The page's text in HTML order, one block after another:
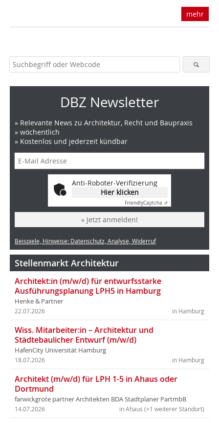
mehr
DBZ Newsletter
» Relevante News zu Architektur, Recht und Baupraxis
» wöchentlich
» Kostenlos und jederzeit kündbar
Anti-Roboter-Verifizierung
Hier klicken
FriendlyCaptcha ⇗
» Jetzt anmelden!
Beispiele, Hinweise: Datenschutz, Analyse, Widerruf
Stellenmarkt Architektur
Architekt:in (m/w/d) für entwurfsstarke
Ausführungsplanung LPH5 in Hamburg
Henke & Partner
in Hamburg
22.07.2026
Wiss. Mitarbeiter:in – Architektur und
Städtebaulicher Entwurf (m/w/d)
HafenCity Universität Hamburg
in Hamburg
18.07.2026
Architekt (m/w/d) für LPH 1-5 in Ahaus oder
Dortmund
farwickgrote partner Architekten BDA Stadtplaner PartmbB
in Ahaus (+1 weiterer Standort)
14.07.2026